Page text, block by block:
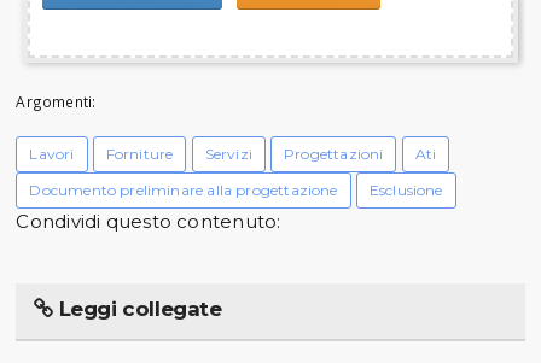
Argomenti:
Lavori Forniture Servizi Progettazioni
Ati
Documento preliminare alla progettazione
Esclusione
Condividi questo contenuto:
Leggi collegate